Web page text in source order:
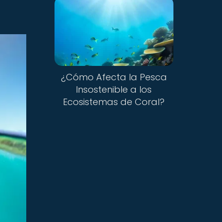
¿Cómo Afecta la Pesca
Insostenible a los
Ecosistemas de Coral?